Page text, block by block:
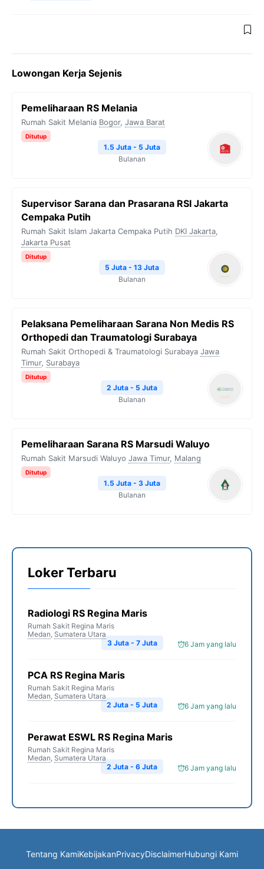
Lowongan Kerja Sejenis
Pemeliharaan RS Melania
Rumah Sakit Melania Bogor, Jawa Barat
Ditutup
1.5 Juta - 5 Juta
Bulanan
Supervisor Sarana dan Prasarana RSI Jakarta
Cempaka Putih
Rumah Sakit Islam Jakarta Cempaka Putih DKI Jakarta,
Jakarta Pusat
Ditutup
5 Juta - 13 Juta
Bulanan
Pelaksana Pemeliharaan Sarana Non Medis RS
Orthopedi dan Traumatologi Surabaya
Rumah Sakit Orthopedi & Traumatologi Surabaya Jawa
Timur, Surabaya
Ditutup
2 Juta - 5 Juta
Bulanan
Pemeliharaan Sarana RS Marsudi Waluyo
Rumah Sakit Marsudi Waluyo Jawa Timur, Malang
Ditutup
1.5 Juta - 3 Juta
Bulanan
Loker Terbaru
Radiologi RS Regina Maris
Rumah Sakit Regina Maris
Medan, Sumatera Utara
6 Jam yang lalu
3 Juta - 7 Juta
PCA RS Regina Maris
Rumah Sakit Regina Maris
Medan, Sumatera Utara
6 Jam yang lalu
2 Juta - 5 Juta
Perawat ESWL RS Regina Maris
Rumah Sakit Regina Maris
Medan, Sumatera Utara
6 Jam yang lalu
2 Juta - 6 Juta
Tentang KamiKebijakanPrivacyDisclaimerHubungi Kami